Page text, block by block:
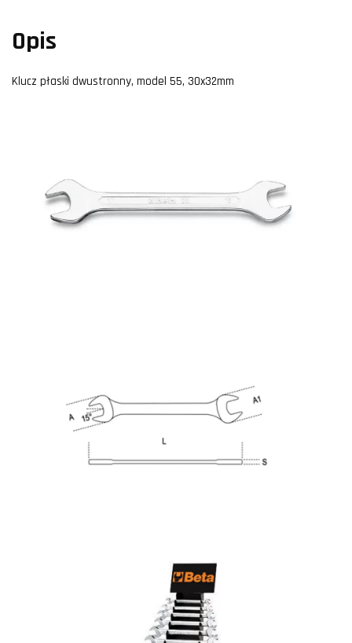
Opis
Klucz płaski dwustronny, model 55, 30x32mm